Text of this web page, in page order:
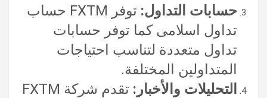
حسابات التداول:
توفر FXTM حساب
تداول اسلامى كما توفر حسابات
تداول متعددة لتناسب احتياجات
المتداولين المختلفة.
التحليلات والأخبار:
تقدم شركة FXTM